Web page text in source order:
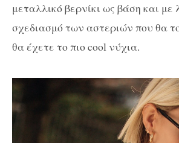
μεταλλικό βερνίκι ως βάση και με
σχεδιασμό των αστεριών που θα
θα έχετε το πιο cool νύχια.